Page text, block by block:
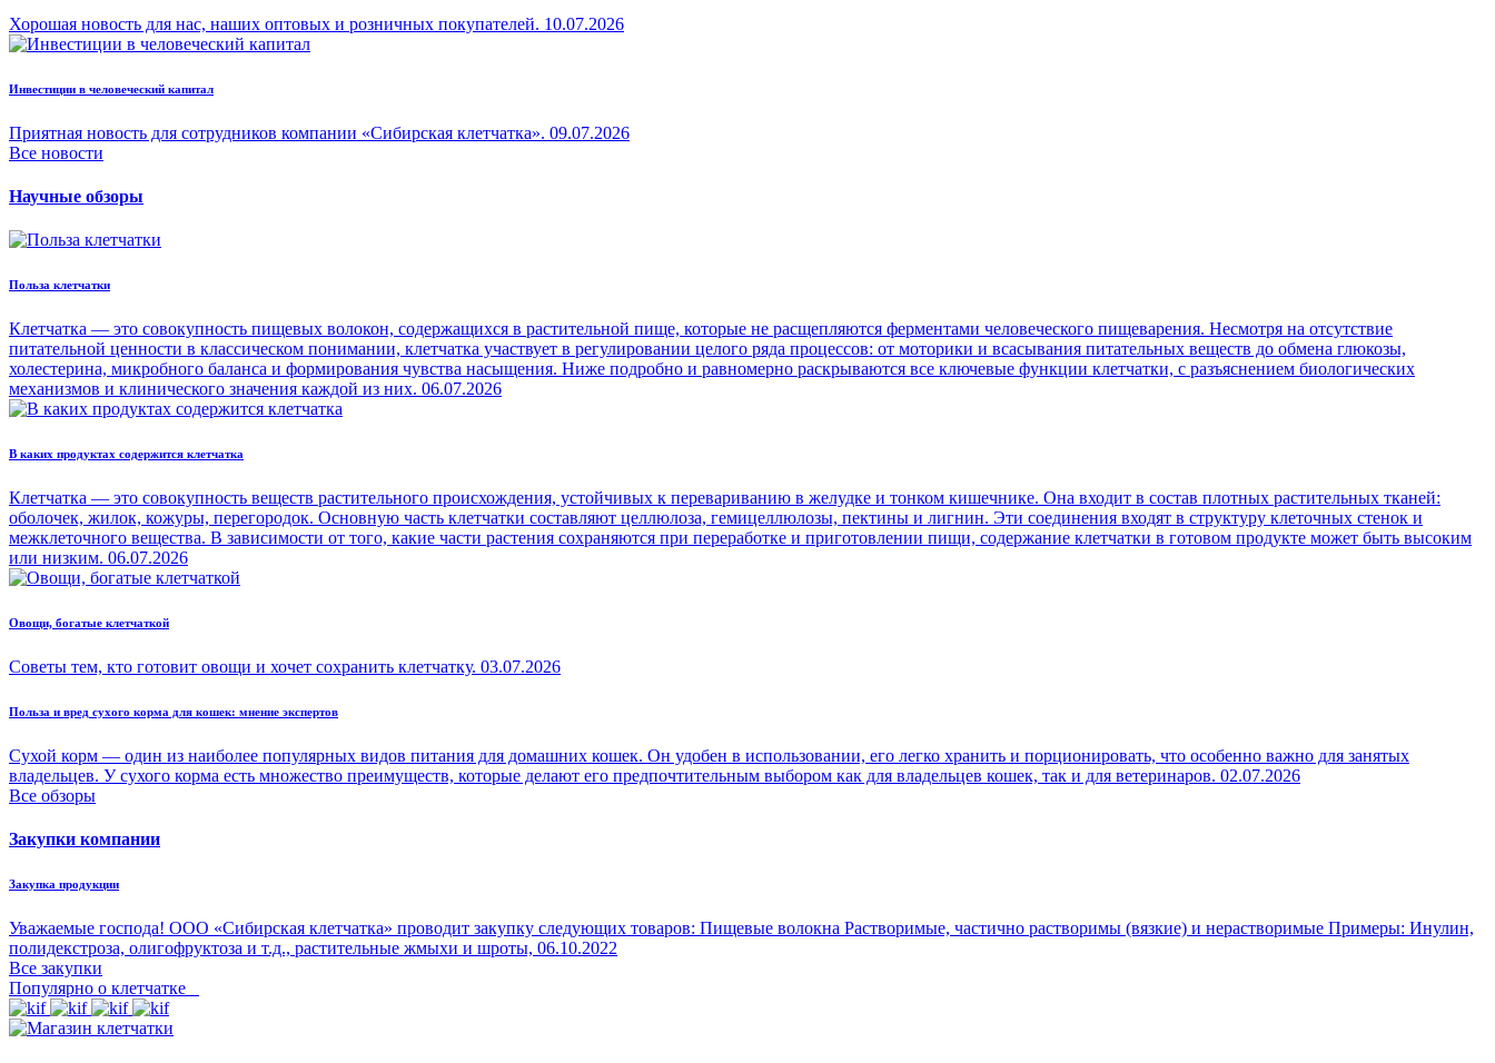
Хорошая новость для нас, наших оптовых и розничных покупателей. 10.07.2026
Инвестиции в человеческий капитал
Приятная новость для сотрудников компании «Сибирская клетчатка». 09.07.2026
Все новости
Научные обзоры
Польза клетчатки
Клетчатка — это совокупность пищевых волокон, содержащихся в растительной пище, которые не расщепляются ферментами человеческого пищеварения. Несмотря на отсутствие
питательной ценности в классическом понимании, клетчатка участвует в регулировании целого ряда процессов: от моторики и всасывания питательных веществ до обмена глюкозы,
холестерина, микробного баланса и формирования чувства насыщения. Ниже подробно и равномерно раскрываются все ключевые функции клетчатки, с разъяснением биологических
механизмов и клинического значения каждой из них. 06.07.2026
В каких продуктах содержится клетчатка
Клетчатка — это совокупность веществ растительного происхождения, устойчивых к перевариванию в желудке и тонком кишечнике. Она входит в состав плотных растительных тканей:
оболочек, жилок, кожуры, перегородок. Основную часть клетчатки составляют целлюлоза, гемицеллюлозы, пектины и лигнин. Эти соединения входят в структуру клеточных стенок и
межклеточного вещества. В зависимости от того, какие части растения сохраняются при переработке и приготовлении пищи, содержание клетчатки в готовом продукте может быть высоким
или низким. 06.07.2026
Овощи, богатые клетчаткой
Советы тем, кто готовит овощи и хочет сохранить клетчатку. 03.07.2026
Польза и вред сухого корма для кошек: мнение экспертов
Сухой корм — один из наиболее популярных видов питания для домашних кошек. Он удобен в использовании, его легко хранить и порционировать, что особенно важно для занятых
владельцев. У сухого корма есть множество преимуществ, которые делают его предпочтительным выбором как для владельцев кошек, так и для ветеринаров. 02.07.2026
Все обзоры
Закупки компании
Закупка продукции
Уважаемые господа! ООО «Сибирская клетчатка» проводит закупку следующих товаров: Пищевые волокна Растворимые, частично растворимы (вязкие) и нерастворимые Примеры: Инулин,
полидекстроза, олигофруктоза и т.д., растительные жмыхи и шроты, 06.10.2022
Все закупки
Популярно о клетчатке